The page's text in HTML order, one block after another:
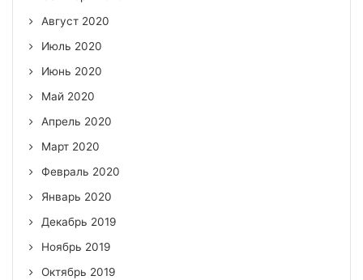
Август 2020
Июль 2020
Июнь 2020
Май 2020
Апрель 2020
Март 2020
Февраль 2020
Январь 2020
Декабрь 2019
Ноябрь 2019
Октябрь 2019